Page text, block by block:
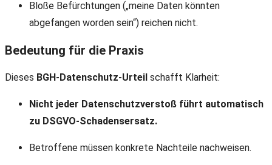
Bloße Befürchtungen („meine Daten könnten
abgefangen worden sein“) reichen nicht.
Bedeutung für die Praxis
Dieses BGH-Datenschutz-Urteil schafft Klarheit:
Nicht jeder Datenschutzverstoß führt automatisch
zu DSGVO-Schadensersatz.
Betroffene müssen konkrete Nachteile nachweisen.